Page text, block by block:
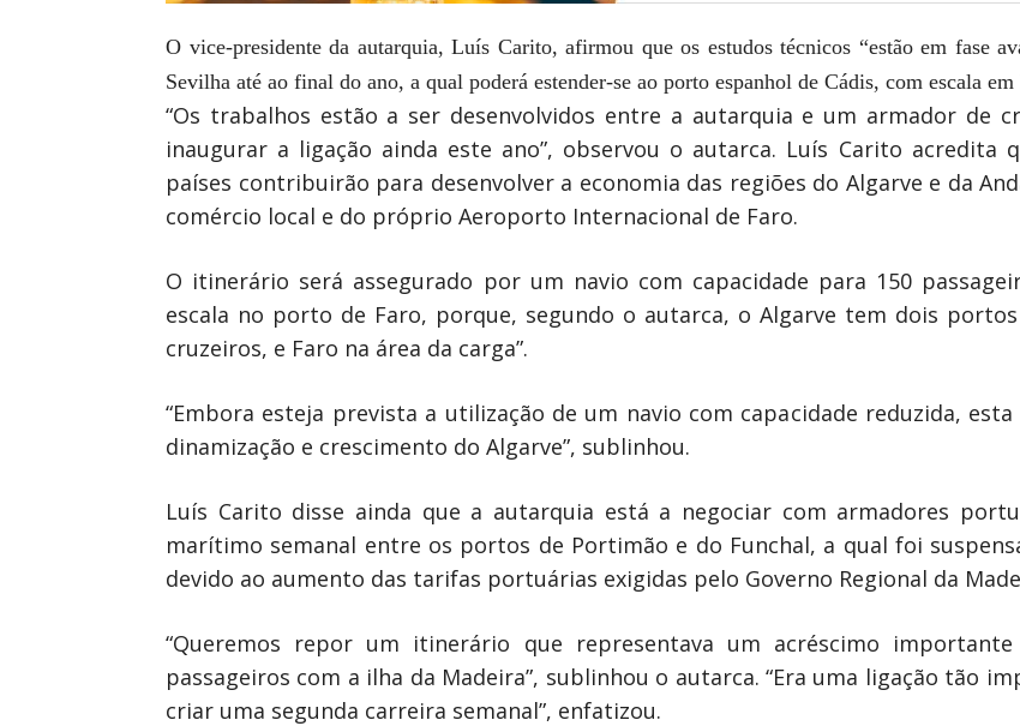
O vice-presidente da autarquia, Luís Carito, afirmou que os estudos técnicos “estão em fase
Sevilha até ao final do ano, a qual poderá estender-se ao porto espanhol de Cádis, com escala em
“Os trabalhos estão a ser desenvolvidos entre a autarquia e um armador de
inaugurar a ligação ainda este ano”, observou o autarca. Luís Carito acredita
países contribuirão para desenvolver a economia das regiões do Algarve e da
comércio local e do próprio Aeroporto Internacional de Faro.
O itinerário será assegurado por um navio com capacidade para 150
escala no porto de Faro, porque, segundo o autarca, o Algarve tem dois
cruzeiros, e Faro na área da carga”.
“Embora esteja prevista a utilização de um navio com capacidade reduzida,
dinamização e crescimento do Algarve”, sublinhou.
Luís Carito disse ainda que a autarquia está a negociar com armadores
marítimo semanal entre os portos de Portimão e do Funchal, a qual foi
devido ao aumento das tarifas portuárias exigidas pelo Governo Regional da
“Queremos repor um itinerário que representava um acréscimo
passageiros com a ilha da Madeira”, sublinhou o autarca. “Era uma ligação tão
criar uma segunda carreira semanal”, enfatizou.